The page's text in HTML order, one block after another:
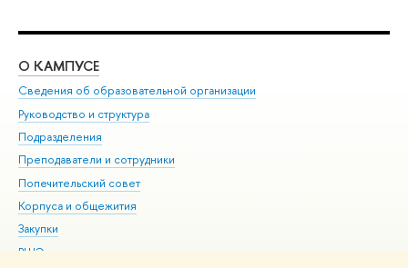
О КАМПУСЕ
Сведения об образовательной организации
Руководство и структура
Подразделения
Преподаватели и сотрудники
Попечительский совет
Корпуса и общежития
Закупки
ВШЭ для студентов с ограниченными возможностями